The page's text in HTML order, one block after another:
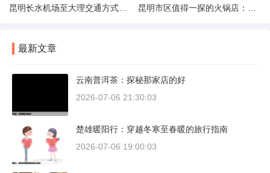
最新文章
云南普洱茶：探秘那家店的好
2026-07-06 21:30:03
楚雄暖阳行：穿越冬寒至春暖的旅行指南
2026-07-06 19:00:03